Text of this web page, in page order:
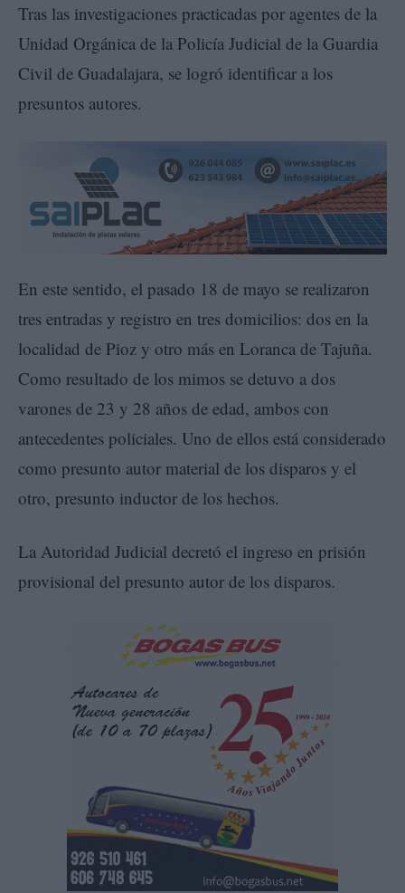
Tras las investigaciones practicadas por agentes de la
Unidad Orgánica de la Policía Judicial de la Guardia
Civil de Guadalajara, se logró identificar a los
presuntos autores.
En este sentido, el pasado 18 de mayo se realizaron
tres entradas y registro en tres domicilios: dos en la
localidad de Pioz y otro más en Loranca de Tajuña.
Como resultado de los mimos se detuvo a dos
varones de 23 y 28 años de edad, ambos con
antecedentes policiales. Uno de ellos está considerado
como presunto autor material de los disparos y el
otro, presunto inductor de los hechos.
La Autoridad Judicial decretó el ingreso en prisión
provisional del presunto autor de los disparos.